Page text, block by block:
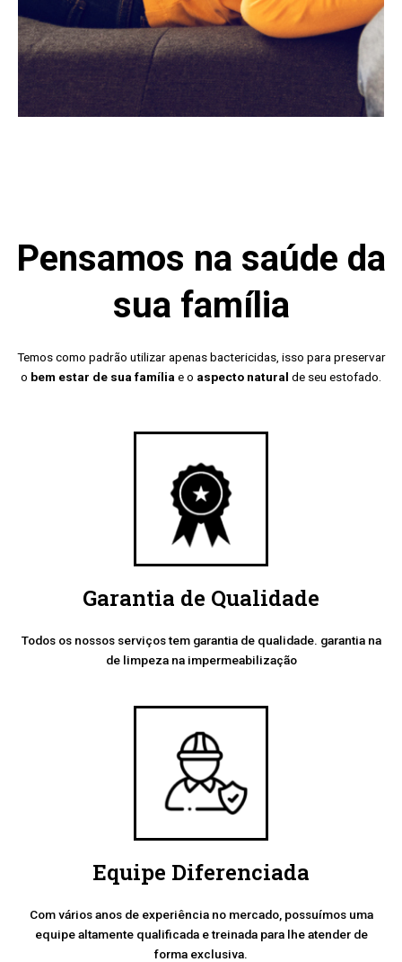
Pensamos na saúde da
sua família
Temos como padrão utilizar apenas bactericidas, isso para preservar
o bem estar de sua família e o aspecto natural de seu estofado.
Garantia de Qualidade
Todos os nossos serviços tem garantia de qualidade. garantia na
de limpeza na impermeabilização
Equipe Diferenciada
Com vários anos de experiência no mercado, possuímos uma
equipe altamente qualificada e treinada para lhe atender de
forma exclusiva.